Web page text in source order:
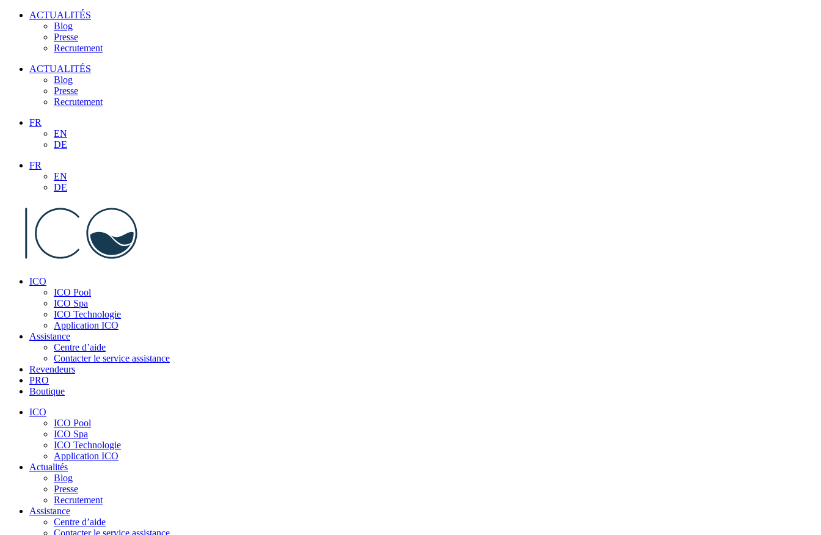
Aller
ACTUALITÉS
Blog
Presse
Recrutement
ACTUALITÉS
Blog
Presse
Recrutement
FR
EN
DE
FR
EN
DE
ICO
ICO Pool
ICO Spa
ICO Technologie
Application ICO
Assistance
Centre d’aide
Contacter le service assistance
Revendeurs
PRO
Boutique
ICO
ICO Pool
ICO Spa
ICO Technologie
Application ICO
Actualités
Blog
Presse
Recrutement
Assistance
Centre d’aide
Contacter le service assistance